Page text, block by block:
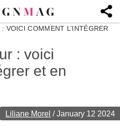
VOICI COMMENT L’INTÉGRER
: voici
et en
Liliane Morel /January 12 2024